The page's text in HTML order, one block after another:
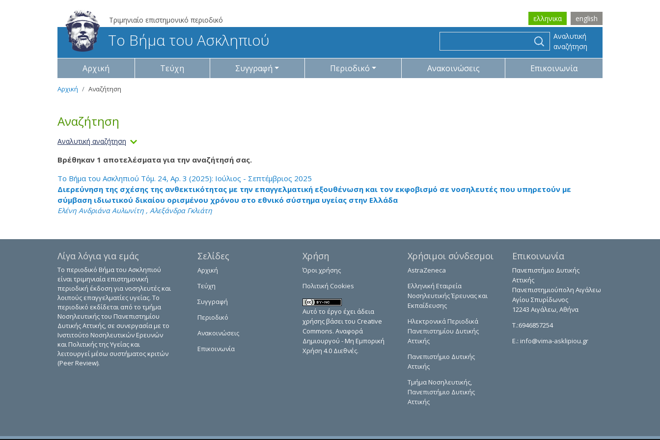
Τριμηνιαίο επιστημονικό περιοδικό ελληνικα english
Το Βήμα του Ασκληπιού
Αναλυτική
αναζήτηση
Αρχική Τεύχη Συγγραφή Περιοδικό Ανακοινώσεις Επικοινωνία
Αρχική Αναζήτηση
Αναζήτηση
Αναλυτική αναζήτηση
Βρέθηκαν 1 αποτελέσματα για την αναζήτησή σας.
Το Βήμα του Ασκληπιού Τόμ. 24, Αρ. 3 (2025): Ιούλιος - Σεπτέμβριος 2025
Διερεύνηση της σχέσης της ανθεκτικότητας με την επαγγελματική εξουθένωση και τον εκφοβισμό σε νοσηλευτές που υπηρετούν με
σύμβαση ιδιωτικού δικαίου ορισμένου χρόνου στο εθνικό σύστημα υγείας στην Ελλάδα
Ελένη Ανδριάνα Αυλωνίτη , Αλεξάνδρα Γκλιάτη
Λίγα λόγια για εμάς
Το περιοδικό Βήμα του Ασκληπιού
είναι τριμηνιαία επιστημονική
περιοδική έκδοση για νοσηλευτές και
λοιπούς επαγγελματίες υγείας. Το
περιοδικό εκδίδεται από το τμήμα
Νοσηλευτικής του Πανεπιστημίου
Δυτικής Αττικής, σε συνεργασία με το
Ινστιτούτο Νοσηλευτικών Ερευνών
και Πολιτικής της Υγείας και
λειτουργεί μέσω συστήματος κριτών
(Peer Review).
Σελίδες
Αρχική
Τεύχη
Συγγραφή
Περιοδικό
Ανακοινώσεις
Επικοινωνία
Χρήση
Όροι χρήσης
Πολιτική Cookies
Αυτό το έργο έχει άδεια
χρήσης βάσει του Creative
Commons. Αναφορά
Δημιουργού - Μη Εμπορική
Χρήση 4.0 Διεθνές.
Χρήσιμοι σύνδεσμοι
AstraZeneca
Ελληνική Εταιρεία
Νοσηλευτικής Έρευνας και
Εκπαίδευσης
Ηλεκτρονικά Περιοδικά
Πανεπιστημίου Δυτικής
Αττικής
Πανεπιστήμιο Δυτικής
Αττικής
Τμήμα Νοσηλευτικής,
Πανεπιστήμιο Δυτικής
Αττικής
Επικοινωνία
Πανεπιστήμιο Δυτικής
Αττικής
Πανεπιστημιούπολη Αιγάλεω
Αγίου Σπυρίδωνος
12243 Αιγάλεω, Αθήνα
T.:6946857254
E.: info@vima-asklipiou.gr